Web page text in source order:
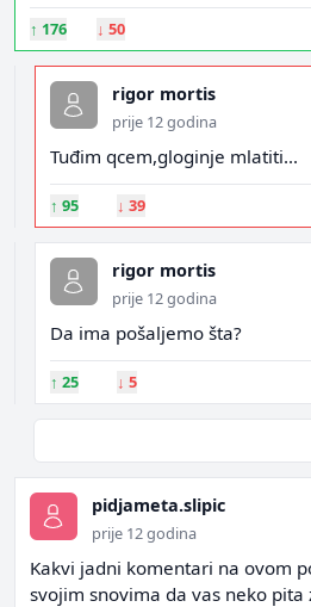
↑ 176 ↓ 50
rigor mortis
prije 12 godina
Tuđim qcem,gloginje mlatiti...
↑ 95 ↓ 39
rigor mortis
prije 12 godina
Da ima pošaljemo šta?
↑ 25 ↓ 5
pidjameta.slipic
prije 12 godina
Kakvi jadni komentari na ovom
svojim snovima da vas neko